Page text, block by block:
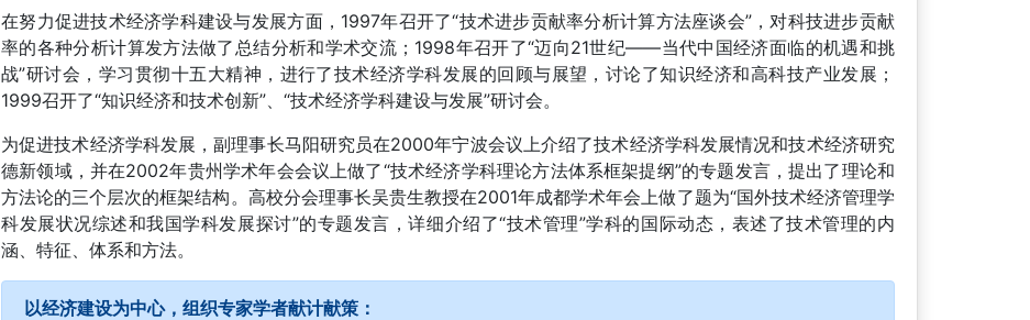
在努力促进技术经济学科建设与发展方面，1997年召开了“技术进步贡献率分析计算方法座谈会”，对科技进步贡献
率的各种分析计算发方法做了总结分析和学术交流；1998年召开了“迈向21世纪——当代中国经济面临的机遇和挑
战”研讨会，学习贯彻十五大精神，进行了技术经济学科发展的回顾与展望，讨论了知识经济和高科技产业发展；
1999召开了“知识经济和技术创新”、“技术经济学科建设与发展”研讨会。
为促进技术经济学科发展，副理事长马阳研究员在2000年宁波会议上介绍了技术经济学科发展情况和技术经济研究
德新领域，并在2002年贵州学术年会会议上做了“技术经济学科理论方法体系框架提纲”的专题发言，提出了理论和
方法论的三个层次的框架结构。高校分会理事长吴贵生教授在2001年成都学术年会上做了题为“国外技术经济管理学
科发展状况综述和我国学科发展探讨”的专题发言，详细介绍了“技术管理”学科的国际动态，表述了技术管理的内
涵、特征、体系和方法。
以经济建设为中心，组织专家学者献计献策：